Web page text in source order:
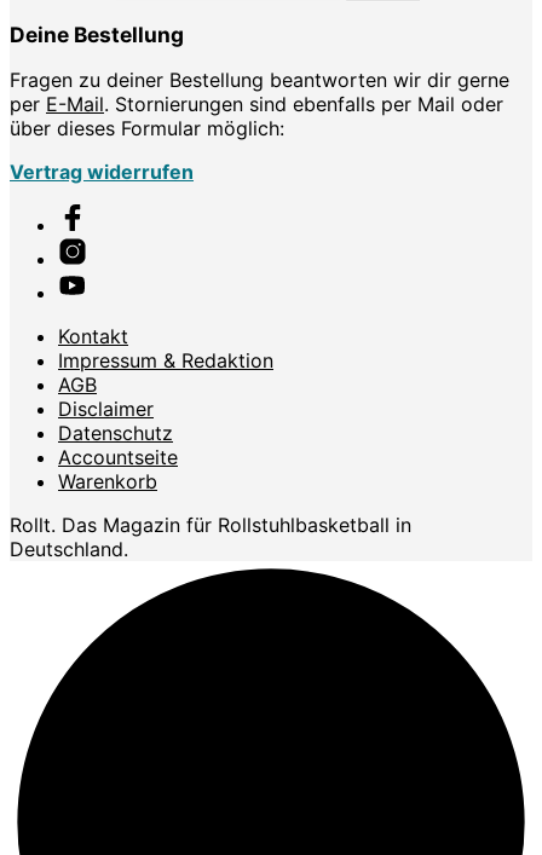
Deine Bestellung
Fragen zu deiner Bestellung beantworten wir dir gerne
per E-Mail. Stornierungen sind ebenfalls per Mail oder
über dieses Formular möglich:
Vertrag widerrufen
Kontakt
Impressum & Redaktion
AGB
Disclaimer
Datenschutz
Accountseite
Warenkorb
Rollt. Das Magazin für Rollstuhlbasketball in
Deutschland.